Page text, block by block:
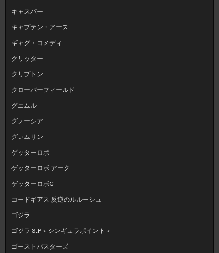
キャスパー
キャプテン・アース
ギャグ・コメディ
クリッター
クリプトン
クローバーフィールド
グエムル
グノーシア
グレムリン
ゲッターロボ
ゲッターロボ アーク
ゲッターロボG
コードギアス 反逆のルルーシュ
ゴジラ
ゴジラ S.P＜シンギュラポイント＞
ゴーストバスターズ